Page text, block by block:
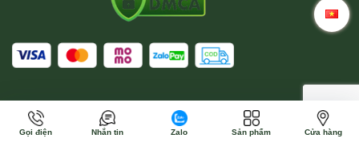
Gọi điện Nhắn tin Zalo Sản phẩm Cửa hàng